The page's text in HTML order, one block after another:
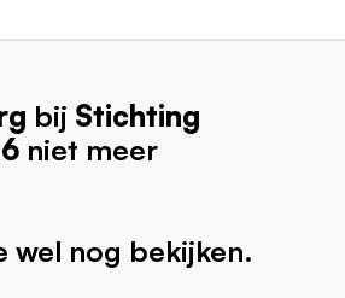
bij Stichting
niet meer
wel nog bekijken.